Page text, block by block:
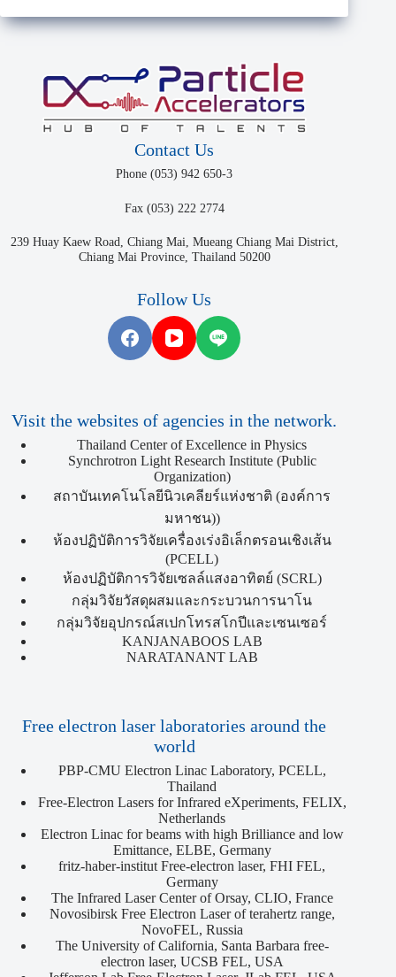
Contact Us
Phone (053) 942 650-3
Fax (053) 222 2774
239 Huay Kaew Road, Chiang Mai, Mueang Chiang Mai District,
Chiang Mai Province, Thailand 50200
Follow Us
Visit the websites of agencies in the network.
Thailand Center of Excellence in Physics
Synchrotron Light Research Institute (Public
Organization)
สถาบันเทคโนโลยีนิวเคลียร์แห่งชาติ (องค์การ
มหาชน))
ห้องปฏิบัติการวิจัยเครื่องเร่งอิเล็กตรอนเชิงเส้น
(PCELL)
ห้องปฏิบัติการวิจัยเซลล์แสงอาทิตย์ (SCRL)
กลุ่มวิจัยวัสดุผสมและกระบวนการนาโน
กลุ่มวิจัยอุปกรณ์สเปกโทรสโกปีและเซนเซอร์
KANJANABOOS LAB
NARATANANT LAB
Free electron laser laboratories around the
world
PBP-CMU Electron Linac Laboratory, PCELL,
Thailand
Free-Electron Lasers for Infrared eXperiments, FELIX,
Netherlands
Electron Linac for beams with high Brilliance and low
Emittance, ELBE, Germany
fritz-haber-institut Free-electron laser, FHI FEL,
Germany
The Infrared Laser Center of Orsay, CLIO, France
Novosibirsk Free Electron Laser of terahertz range,
NovoFEL, Russia
The University of California, Santa Barbara free-
electron laser, UCSB FEL, USA